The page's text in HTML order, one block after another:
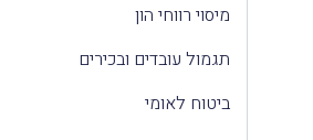
מיסוי רווחי הון
תגמול עובדים ובכירים
ביטוח לאומי